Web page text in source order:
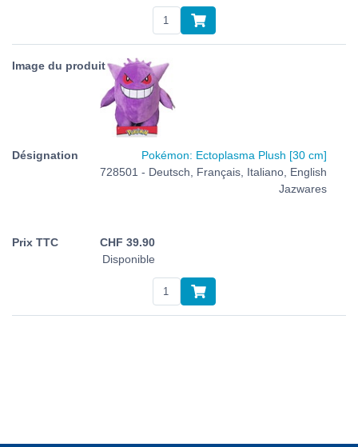
Pokémon: Ectoplasma Plush [30 cm]
728501 - Deutsch, Français, Italiano, English
Jazwares
CHF 39.90
Disponible